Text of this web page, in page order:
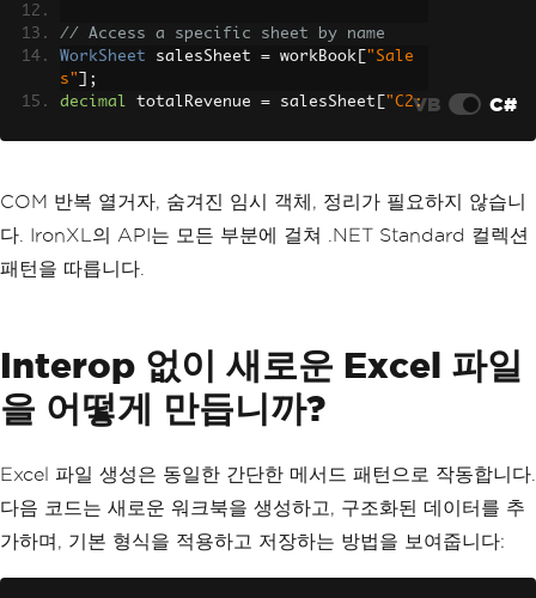
// Access a specific sheet by name
WorkSheet salesSheet = workBook
"Sale
s"
];
decimal totalRevenue = salesSheet
"C2:VB C#
COM 반복 열거자, 숨겨진 임시 객체, 정리가 필요하지 않습니
다. IronXL의 API는 모든 부분에 걸쳐 .NET Standard 컬렉션
패턴을 따릅니다.
Interop 없이 새로운 Excel 파일
을 어떻게 만듭니까?
Excel 파일 생성은 동일한 간단한 메서드 패턴으로 작동합니다.
다음 코드는 새로운 워크북을 생성하고, 구조화된 데이터를 추
가하며, 기본 형식을 적용하고 저장하는 방법을 보여줍니다: